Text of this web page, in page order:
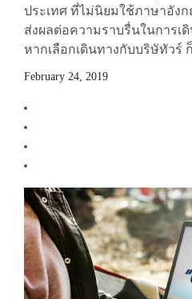
ประเทศ ที่ไม่นิยมใช้ภาษาอัง
ส่งผลต่อความราบรื่นในการเ
หากเลือกเดินทางกับบริษัทัวร์
February 24, 2019